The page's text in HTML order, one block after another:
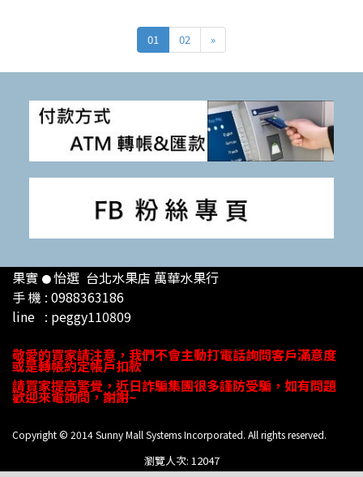
01 02 »
果實 ●怡選 台北水果店 萬華水果行
手 機 : 0988363186
line : peggy110809
敬愛的買家請注意， 我們不會主動打電話詢問客戶滿意度
或是轉帳約定帳戶扣款
請買家提高警覺，近日詐騙集團很多謹防受騙，如有問題
歡迎來電詢問，謝謝~
Copyright © 2014 Sunny Mall Systems Incorporated. All rights reserved.
瀏覽人次: 12047